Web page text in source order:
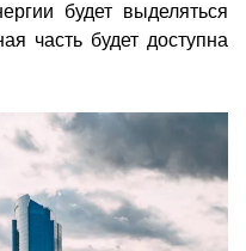
будет выделяться
часть будет доступна